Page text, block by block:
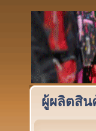
ผู้ผลิตสิน